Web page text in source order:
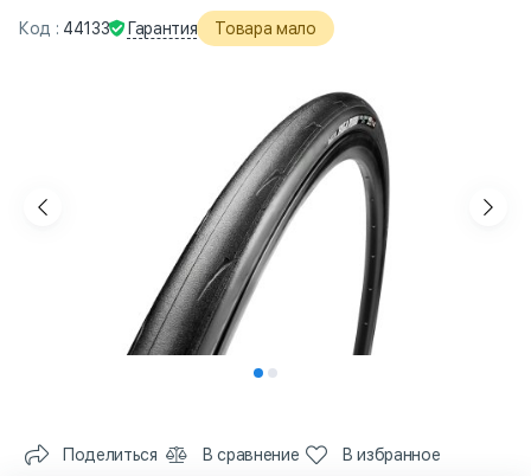
Код : 44133 Гарантия Товара мало
Поделиться В сравнение В избранное